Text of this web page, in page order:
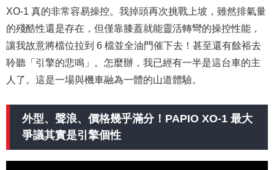
XO-1 真的非常容易操控。我掉頭再次挑戰上坡，雖然排氣量
的殘酷性還是存在，但僅靠膝蓋就能靈活轉彎的操控性能，
讓我故意將檔位拉到 6 檔並全油門催下去！甚至還有餘裕去
聆聽「引擎的悲鳴」。怎麼辦，我已經有一半是這台車的主
人了。這是一場與機車融為一體的山道體驗。
外型、聲浪、價格幾乎滿分！PAPIO XO-1 最大
爭議其實是引擎個性